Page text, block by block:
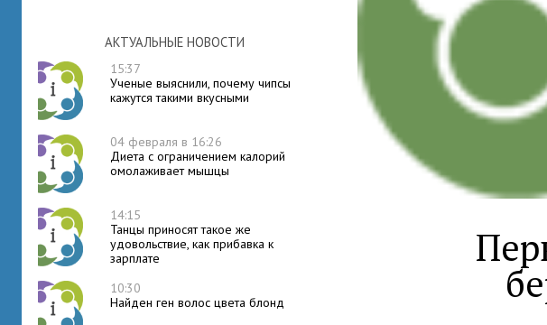
АКТУАЛЬНЫЕ НОВОСТИ
15:37
Ученые выяснили, почему чипсы
кажутся такими вкусными
04 февраля в 16:26
Диета с ограничением калорий
омолаживает мышцы
14:15
Танцы приносят такое же
удовольствие, как прибавка к
зарплате
10:30
Найден ген волос цвета блонд